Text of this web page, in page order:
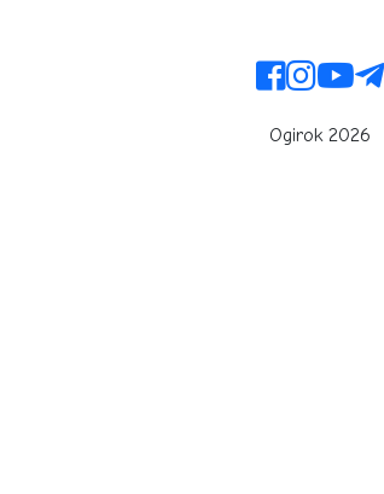
Ogirok 2026